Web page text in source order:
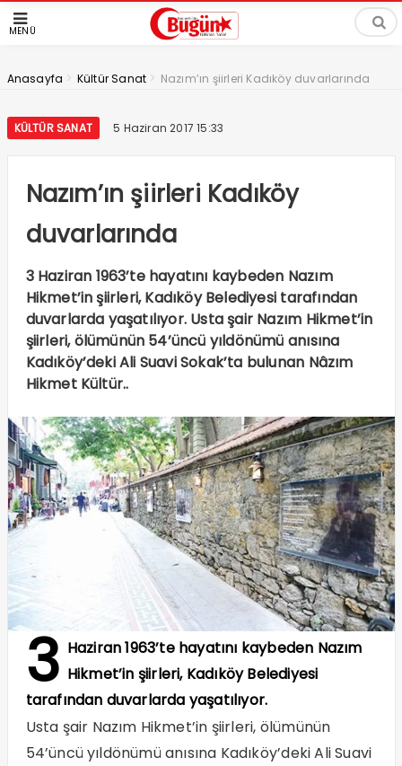
MENÜ
Anasayfa > Kültür Sanat > Nazım’ın şiirleri Kadıköy duvarlarında
KÜLTÜR SANAT 5 Haziran 2017 15:33
Nazım’ın şiirleri Kadıköy
duvarlarında
3 Haziran 1963’te hayatını kaybeden Nazım
Hikmet’in şiirleri, Kadıköy Belediyesi tarafından
duvarlarda yaşatılıyor. Usta şair Nazım Hikmet’in
şiirleri, ölümünün 54’üncü yıldönümü anısına
Kadıköy’deki Ali Suavi Sokak’ta bulunan Nâzım
Hikmet Kültür..
3 Haziran 1963’te hayatını kaybeden Nazım
Hikmet’in şiirleri, Kadıköy Belediyesi
tarafından duvarlarda yaşatılıyor.
Usta şair Nazım Hikmet’in şiirleri, ölümünün
54’üncü yıldönümü anısına Kadıköy’deki Ali Suavi